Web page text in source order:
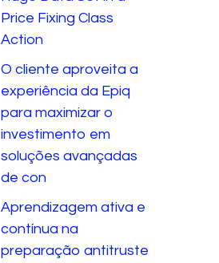
Price Fixing Class
Action
O cliente aproveita a
experiência da Epiq
para maximizar o
investimento em
soluções avançadas
de con
Aprendizagem ativa e
contínua na
preparação antitruste